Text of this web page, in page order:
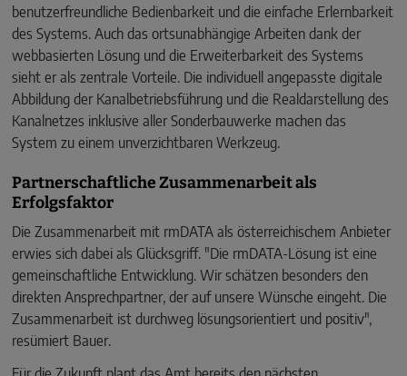
benutzerfreundliche Bedienbarkeit und die einfache Erlernbarkeit
des Systems. Auch das ortsunabhängige Arbeiten dank der
webbasierten Lösung und die Erweiterbarkeit des Systems
sieht er als zentrale Vorteile. Die individuell angepasste digitale
Abbildung der Kanalbetriebsführung und die Realdarstellung des
Kanalnetzes inklusive aller Sonderbauwerke machen das
System zu einem unverzichtbaren Werkzeug.
Partnerschaftliche Zusammenarbeit als
Erfolgsfaktor
Die Zusammenarbeit mit rmDATA als österreichischem Anbieter
erwies sich dabei als Glücksgriff. "Die rmDATA-Lösung ist eine
gemeinschaftliche Entwicklung. Wir schätzen besonders den
direkten Ansprechpartner, der auf unsere Wünsche eingeht. Die
Zusammenarbeit ist durchweg lösungsorientiert und positiv",
resümiert Bauer.